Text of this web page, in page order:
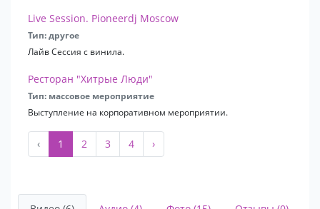
Caravanserai-Maho Beach. Saint Martin. (Сен-Мартен,
Карибские острова),
Hotel Tivoli (Лиссабон, Португалия)
Club Splendid Budva (Черногория)
Club David Johnes (Мармарис, Турция)
Клуб: Famous (Москва)
Клуб: Rock Vegas (Москва)
Клуб: Progressive Daddy
Клуб Pacha (Москва)
Ресторан "Севен" (Москва, Дмитровский переулок 7)
Live Session. Pioneerdj Moscow
Тип: другое
Лайв Сессия с винила.
Ресторан "Хитрые Люди"
Тип: массовое мероприятие
Выступление на корпоративном мероприятии.
‹ 1 2 3 4 ›